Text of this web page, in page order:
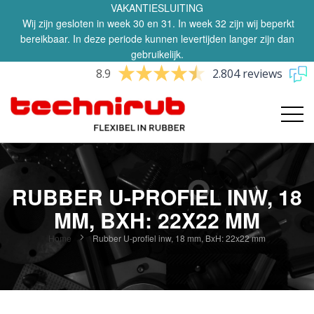
VAKANTIESLUITING
Wij zijn gesloten in week 30 en 31. In week 32 zijn wij beperkt
bereikbaar. In deze periode kunnen levertijden langer zijn dan
gebruikelijk.
8.9 2.804 reviews
RUBBER U-PROFIEL INW, 18
MM, BXH: 22X22 MM
Home Rubber U-profiel inw, 18 mm, BxH: 22x22 mm